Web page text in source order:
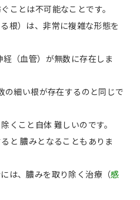
ことは不可能なことです。
根）は、非常に複雑な形態を
（血管）が無数に存在しま
の細い根が存在するのと同じで
くこと自体 難しいのです。
と 膿みとなることもありま
は、膿みを取り除く治療（感